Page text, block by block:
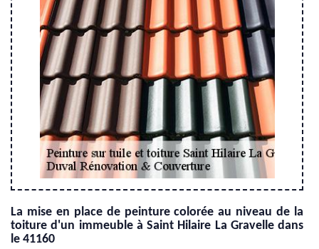
La mise en place de peinture colorée au niveau de la
toiture d'un immeuble à Saint Hilaire La Gravelle dans
le 41160